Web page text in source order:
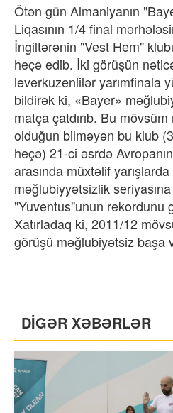
Ötən gün Almaniyanın
Liqasının 1/4 final
İngiltərənin "Vest Hem"
heçə edib. İki görüşün
leverkuzenlilər yarımfinala
bildirək ki, «Bayer»
matça çatdırıb. Bu
olduğun bilməyən bu klub
heçə) 21-ci əsrdə
arasında müxtəlif
məğlubiyyətsizlik
"Yuventus"unun rekordunu
Xatırladaq ki, 2011/12
görüşü məğlubiyətsiz başa
DİGƏR XƏBƏRLƏR